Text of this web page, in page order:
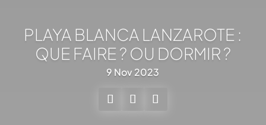
PLAYA BLANCA LANZAROTE :
QUE FAIRE ? OU DORMIR ?
9 Nov 2023